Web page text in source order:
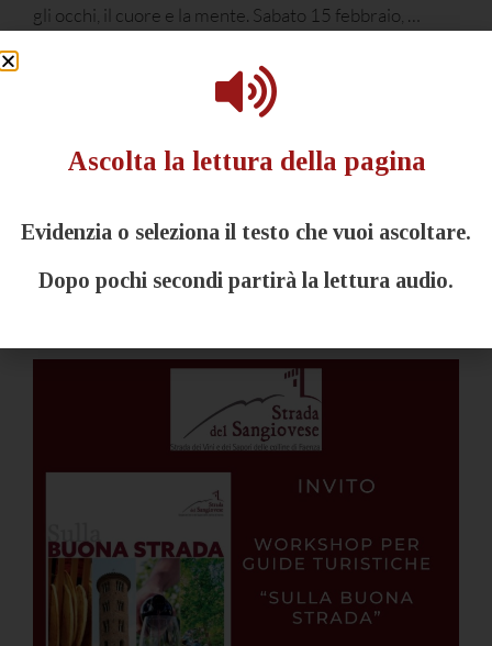
gli occhi, il cuore e la mente. Sabato 15 febbraio, …
Workshop formativo per guide
Ascolta la lettura della pagina
Evidenzia o seleziona il testo che vuoi ascoltare.
Dopo pochi secondi partirà la lettura audio.